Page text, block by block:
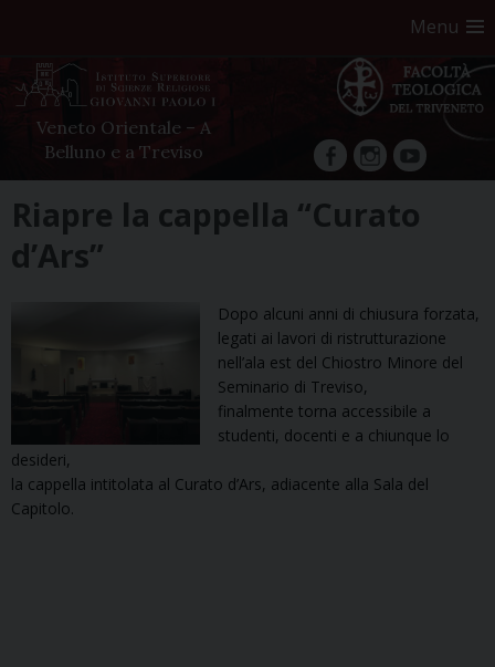
Menu
Veneto Orientale – A
Belluno e a Treviso
facebookInstagram
YouTube
content
Riapre la cappella “Curato
d’Ars”
Dopo alcuni anni di chiusura forzata,
legati ai lavori di ristrutturazione
nell’ala est del Chiostro Minore del
Seminario di Treviso,
finalmente torna accessibile a
studenti, docenti e a chiunque lo
desideri,
la cappella intitolata al Curato d’Ars, adiacente alla Sala del
Capitolo.